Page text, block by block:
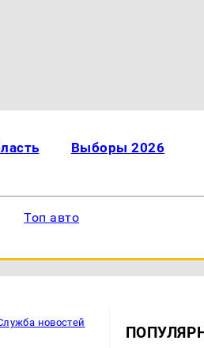
Выборы 2026
Топ авто
новостей